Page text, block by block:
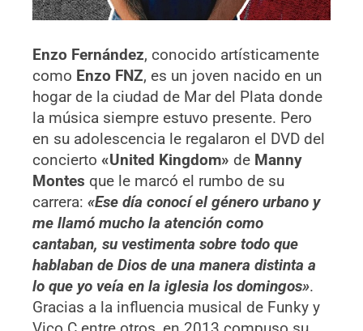
Enzo Fernández, conocido artísticamente
como Enzo FNZ, es un joven nacido en un
hogar de la ciudad de Mar del Plata donde
la música siempre estuvo presente. Pero
en su adolescencia le regalaron el DVD del
concierto «United Kingdom» de Manny
Montes que le marcó el rumbo de su
carrera:«Ese día conocí el género urbano y
me llamó mucho la atención como
cantaban, su vestimenta sobre todo que
hablaban de Dios de una manera distinta a
lo que yo veía en la iglesia los domingos».
Gracias a la influencia musical de Funky y